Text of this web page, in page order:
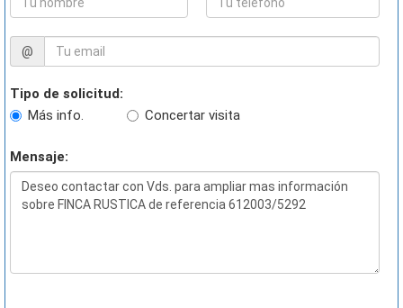
@
Tipo de solicitud:
Más info.
Concertar visita
Mensaje: